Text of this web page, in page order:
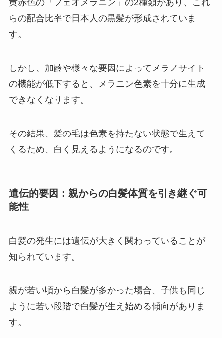
黄赤色の「フェオメラニン」の2種類があり、これ
らの配合比率で日本人の黒髪が形成されていま
す。
しかし、加齢や様々な要因によってメラノサイト
の機能が低下すると、メラニン色素を十分に生成
できなくなります。
その結果、髪の毛は色素を持たない状態で生えて
くるため、白く見えるようになるのです。
遺伝的要因：親からの白髪体質を引き継ぐ可
能性
白髪の発生には遺伝が大きく関わっていることが
知られています。
親が若い頃から白髪が多かった場合、子供も同じ
ように若い段階で白髪が生え始める傾向がありま
す。